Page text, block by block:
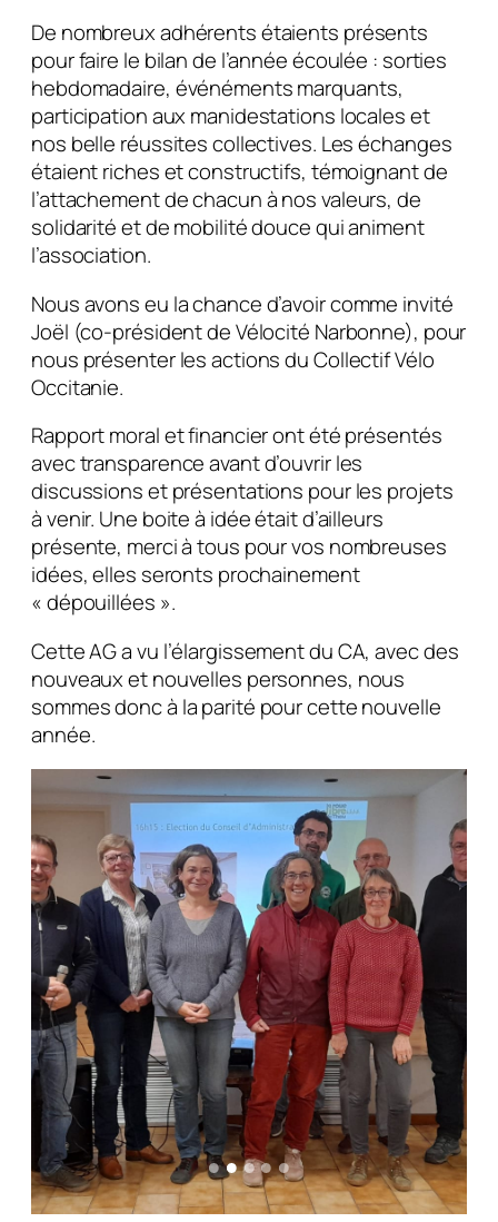
De nombreux adhérents étaients présents
pour faire le bilan de l’année écoulée : sorties
hebdomadaire, événéments marquants,
participation aux manidestations locales et
nos belle réussites collectives. Les échanges
étaient riches et constructifs, témoignant de
l’attachement de chacun à nos valeurs, de
solidarité et de mobilité douce qui animent
l’association.
Nous avons eu la chance d’avoir comme invité
Joël (co-président de Vélocité Narbonne), pour
nous présenter les actions du Collectif Vélo
Occitanie.
Rapport moral et financier ont été présentés
avec transparence avant d’ouvrir les
discussions et présentations pour les projets
à venir. Une boite à idée était d’ailleurs
présente, merci à tous pour vos nombreuses
idées, elles seronts prochainement
« dépouillées ».
Cette AG a vu l’élargissement du CA, avec des
nouveaux et nouvelles personnes, nous
sommes donc à la parité pour cette nouvelle
année.